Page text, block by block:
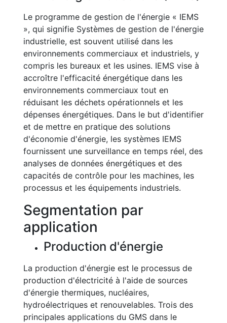
Le programme de gestion de l'énergie « IEMS
», qui signifie Systèmes de gestion de l'énergie
industrielle, est souvent utilisé dans les
environnements commerciaux et industriels, y
compris les bureaux et les usines. IEMS vise à
accroître l'efficacité énergétique dans les
environnements commerciaux tout en
réduisant les déchets opérationnels et les
dépenses énergétiques. Dans le but d'identifier
et de mettre en pratique des solutions
d'économie d'énergie, les systèmes IEMS
fournissent une surveillance en temps réel, des
analyses de données énergétiques et des
capacités de contrôle pour les machines, les
processus et les équipements industriels.
Segmentation par
application
Production d'énergie
La production d'énergie est le processus de
production d'électricité à l'aide de sources
d'énergie thermiques, nucléaires,
hydroélectriques et renouvelables. Trois des
principales applications du GMS dans le